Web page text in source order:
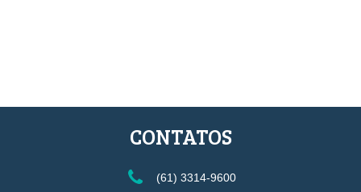
CONTATOS
(61) 3314-9600